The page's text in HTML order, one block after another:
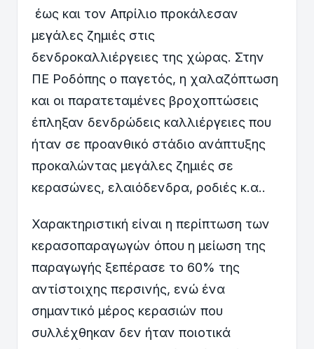
έως και τον Απρίλιο προκάλεσαν
μεγάλες ζημιές στις
δενδροκαλλιέργειες της χώρας. Στην
ΠΕ Ροδόπης ο παγετός, η χαλαζόπτωση
και οι παρατεταμένες βροχοπτώσεις
έπληξαν δενδρώδεις καλλιέργειες που
ήταν σε προανθικό στάδιο ανάπτυξης
προκαλώντας μεγάλες ζημιές σε
κερασώνες, ελαιόδενδρα, ροδιές κ.α..
Χαρακτηριστική είναι η περίπτωση των
κερασοπαραγωγών όπου η μείωση της
παραγωγής ξεπέρασε το 60% της
αντίστοιχης περσινής, ενώ ένα
σημαντικό μέρος κερασιών που
συλλέχθηκαν δεν ήταν ποιοτικά